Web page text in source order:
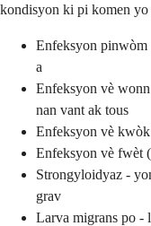
kondisyon ki pi komen
Enfeksyon pinwòm
a
Enfeksyon vè
nan vant ak tous
Enfeksyon vè
Enfeksyon vè fwèt
Strongyloidyaz -
grav
Larva migrans po -